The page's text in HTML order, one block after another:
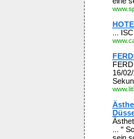
...
16/
... "